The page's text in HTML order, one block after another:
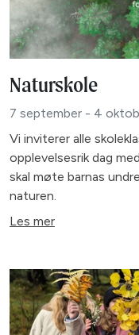
Naturskole
7 september - 4
Vi inviterer alle
opplevelsesrik dag
skal møte barnas
naturen.
Les mer